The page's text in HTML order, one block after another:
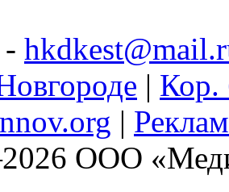
| Кор.
|
ООО